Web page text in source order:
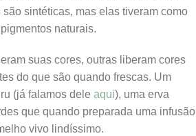
sintéticas, mas elas tiveram como
naturais.
suas cores, outras liberam cores
do que são quando frescas. Um
(já falamos dele aqui), uma erva
que quando preparada uma infusão
vivo lindíssimo.